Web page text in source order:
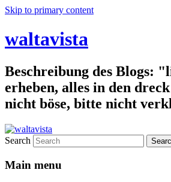
Skip to primary content
waltavista
Beschreibung des Blogs:
erheben, alles in den
nicht böse, bitte nicht
Search
Main menu